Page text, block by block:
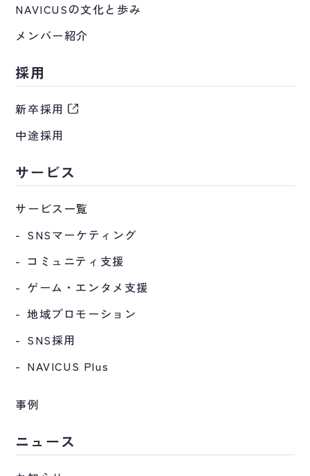
NAVICUSの文化と歩み
メンバー紹介
採用
新卒採用
中途採用
サービス
サービス一覧
SNSマーケティング
コミュニティ支援
ゲーム・エンタメ支援
地域プロモーション
SNS採用
NAVICUS Plus
事例
ニュース